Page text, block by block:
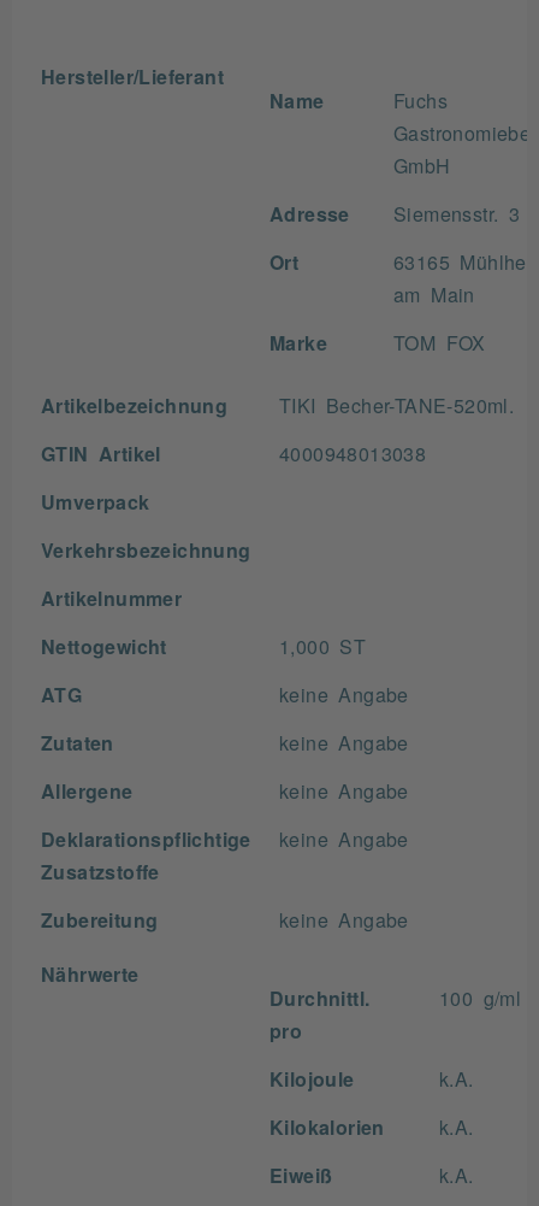
Hersteller/Lieferant
Name
Fuchs
GmbH
Adresse Siemensstr. 3
Ort
63165
am Main
Marke TOM FOX
Artikelbezeichnung TIKI Becher-TANE-520ml.
GTIN Artikel 4000948013038
Umverpack
Verkehrsbezeichnung
Artikelnummer
Nettogewicht 1,000 ST
ATG keine Angabe
Zutaten keine Angabe
Allergene keine Angabe
Deklarationspflichtige
Zusatzstoffe
keine Angabe
Zubereitung keine Angabe
Nährwerte
Durchnittl.
pro
100 g/ml
Kilojoule k.A.
Kilokalorien k.A.
Eiweiß k.A.